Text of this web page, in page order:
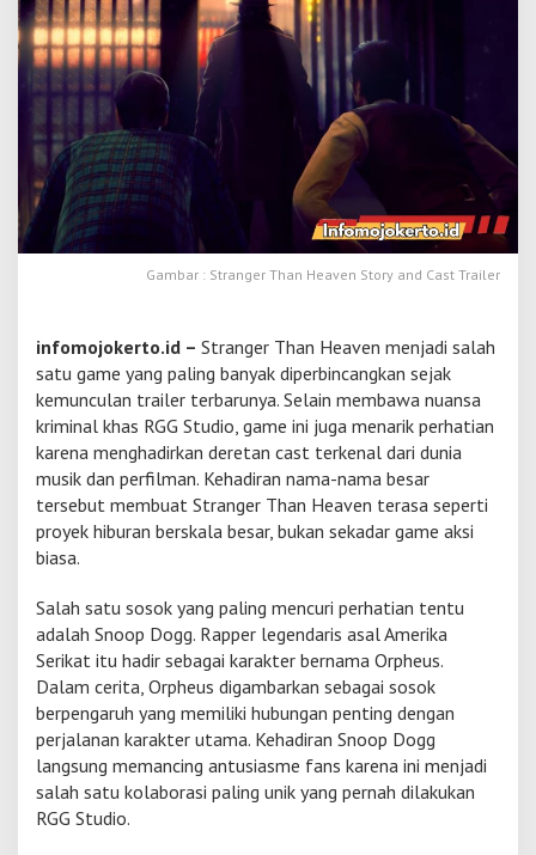
n
C
s
t
m
e
S
t
a
g
e
r
n
H
e
a
e
n
,
S
Gambar : Stranger Than Heaven Story and Cast Trailer
infomojokerto.id – Stranger Than Heaven menjadi salah
satu game yang paling banyak diperbincangkan sejak
kemunculan trailer terbarunya. Selain membawa nuansa
kriminal khas RGG Studio, game ini juga menarik perhatian
karena menghadirkan deretan cast terkenal dari dunia
musik dan perfilman. Kehadiran nama-nama besar
tersebut membuat Stranger Than Heaven terasa seperti
proyek hiburan berskala besar, bukan sekadar game aksi
biasa.
Salah satu sosok yang paling mencuri perhatian tentu
adalah Snoop Dogg. Rapper legendaris asal Amerika
Serikat itu hadir sebagai karakter bernama Orpheus.
Dalam cerita, Orpheus digambarkan sebagai sosok
berpengaruh yang memiliki hubungan penting dengan
perjalanan karakter utama. Kehadiran Snoop Dogg
langsung memancing antusiasme fans karena ini menjadi
salah satu kolaborasi paling unik yang pernah dilakukan
RGG Studio.